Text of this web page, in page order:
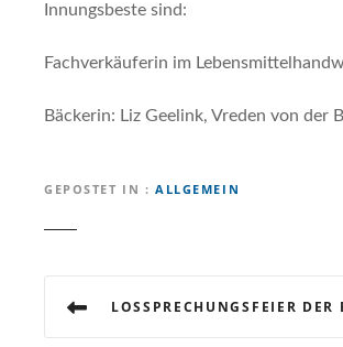
Innungsbeste sind:
Fachverkäuferin im
Bäckerin: Liz Geelink, Vreden von der
GEPOSTET IN ALLGEMEIN
LOSSPRECHUNGSFEIER DER BÄCKER- UND KONDITOREN-